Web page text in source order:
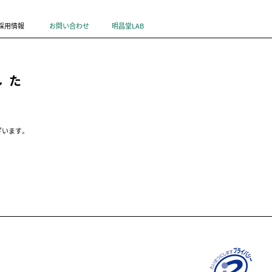
用情報 お問い合わせ 明昌堂LAB
ます。